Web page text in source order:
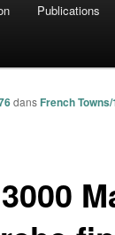
Publications
dans French